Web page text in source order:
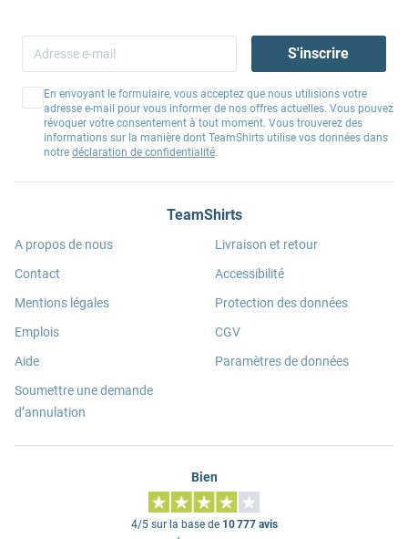
S'inscrire
En envoyant le formulaire, vous acceptez que nous utilisions votre
adresse e-mail pour vous informer de nos offres actuelles. Vous pouvez
révoquer votre consentement à tout moment. Vous trouverez des
informations sur la manière dont TeamShirts utilise vos données dans
notre déclaration de confidentialité.
TeamShirts
A propos de nous
Contact
Mentions légales
Emplois
Aide
Soumettre une demande
d’annulation
Livraison et retour
Accessibilité
Protection des données
CGV
Paramètres de données
Bien
4/5 sur la base de 10 777 avis